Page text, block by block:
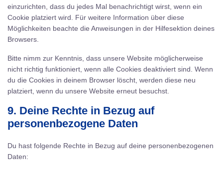
einzurichten, dass du jedes Mal benachrichtigt wirst, wenn ein
Cookie platziert wird. Für weitere Information über diese
Möglichkeiten beachte die Anweisungen in der Hilfesektion deines
Browsers.
Bitte nimm zur Kenntnis, dass unsere Website möglicherweise
nicht richtig funktioniert, wenn alle Cookies deaktiviert sind. Wenn
du die Cookies in deinem Browser löscht, werden diese neu
platziert, wenn du unsere Website erneut besuchst.
9. Deine Rechte in Bezug auf
personenbezogene Daten
Du hast folgende Rechte in Bezug auf deine personenbezogenen
Daten: